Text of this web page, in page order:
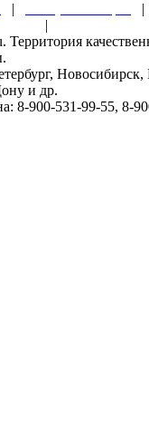
|
|
и др.
8-900-531-99-55, 8-